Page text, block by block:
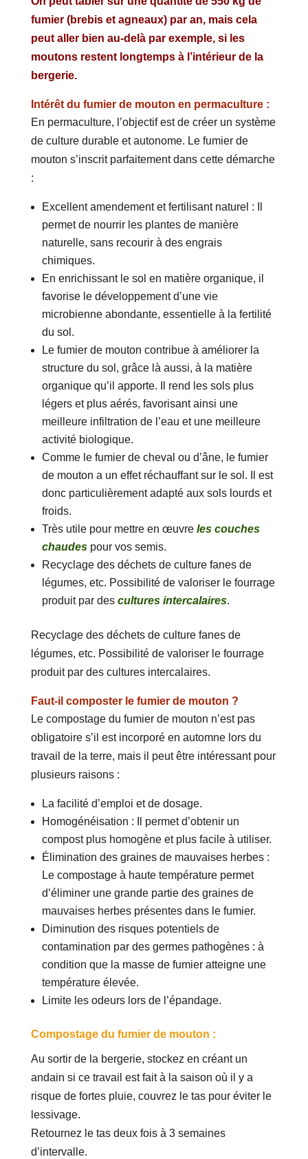
fumier (brebis et agneaux) par an, mais cela
peut aller bien au-delà par exemple, si les
moutons restent longtemps à l’intérieur de la
bergerie.
Intérêt du fumier de mouton en permaculture :
En permaculture, l’objectif est de créer un système
de culture durable et autonome. Le fumier de
mouton s’inscrit parfaitement dans cette démarche
:
Excellent amendement et fertilisant naturel : Il
permet de nourrir les plantes de manière
naturelle, sans recourir à des engrais
chimiques.
En enrichissant le sol en matière organique, il
favorise le développement d’une vie
microbienne abondante, essentielle à la fertilité
du sol.
Le fumier de mouton contribue à améliorer la
structure du sol, grâce là aussi, à la matière
organique qu’il apporte. Il rend les sols plus
légers et plus aérés, favorisant ainsi une
meilleure infiltration de l’eau et une meilleure
activité biologique.
Comme le fumier de cheval ou d’âne, le fumier
de mouton a un effet réchauffant sur le sol. Il est
donc particulièrement adapté aux sols lourds et
froids.
Très utile pour mettre en œuvre les couches
chaudespour vos semis.
Recyclage des déchets de culture fanes de
légumes, etc. Possibilité de valoriser le fourrage
produit par des cultures intercalaires.
Recyclage des déchets de culture fanes de
légumes, etc. Possibilité de valoriser le fourrage
produit par des cultures intercalaires.
Faut-il composter le fumier de mouton ?
Le compostage du fumier de mouton n’est pas
obligatoire s’il est incorporé en automne lors du
travail de la terre, mais il peut être intéressant pour
plusieurs raisons :
La facilité d’emploi et de dosage.
Homogénéisation : Il permet d’obtenir un
compost plus homogène et plus facile à utiliser.
Élimination des graines de mauvaises herbes :
Le compostage à haute température permet
d’éliminer une grande partie des graines de
mauvaises herbes présentes dans le fumier.
Diminution des risques potentiels de
contamination par des germes pathogènes : à
condition que la masse de fumier atteigne une
température élevée.
Limite les odeurs lors de l’épandage.
Compostage du fumier de mouton :
Au sortir de la bergerie, stockez en créant un
andain si ce travail est fait à la saison où il y a
risque de fortes pluie, couvrez le tas pour éviter le
lessivage.
Retournez le tas deux fois à 3 semaines
d’intervalle.